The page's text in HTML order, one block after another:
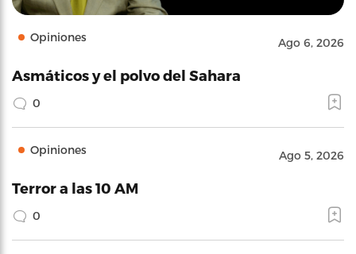
Opiniones Ago 6, 2026
Asmáticos y el polvo del Sahara
0
Opiniones Ago 5, 2026
Terror a las 10 AM
0